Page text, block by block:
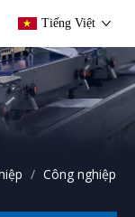
Tiếng Việt
/ Công nghiệp